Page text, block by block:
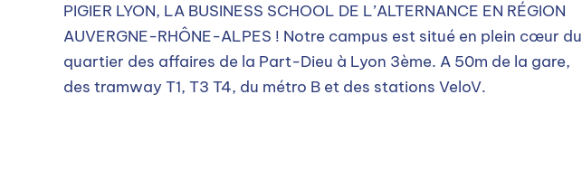
PIGIER LYON, LA BUSINESS SCHOOL DE L’ALTERNANCE EN RÉGION
AUVERGNE-RHÔNE-ALPES ! Notre campus est situé en plein cœur du
quartier des affaires de la Part-Dieu à Lyon 3ème. A 50m de la gare,
des tramway T1, T3 T4, du métro B et des stations VeloV.